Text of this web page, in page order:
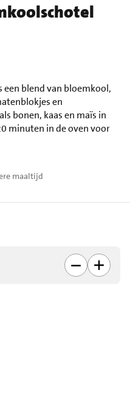
maaltijd
blend van bloemkool,
en
bonen, kaas en maïs in
minuten in de oven voor